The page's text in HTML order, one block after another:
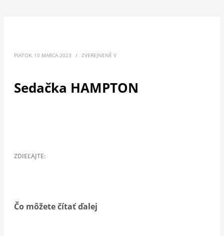
PIATOK, 10 MARCA 2023 / ZVEREJNENÉ V
Sedačka HAMPTON
Čo môžete čítať ďalej